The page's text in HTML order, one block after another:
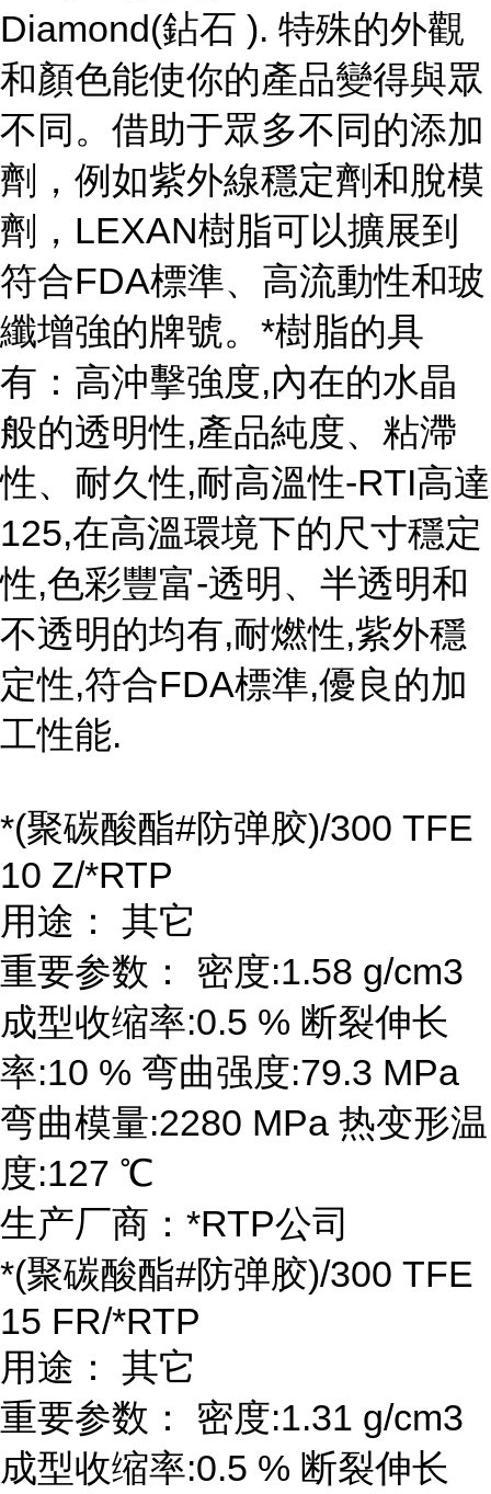
Diamond(鉆石 ). 特殊的外觀
和顏色能使你的產品變得與眾
不同。借助于眾多不同的添加
劑，例如紫外線穩定劑和脫模
劑，LEXAN樹脂可以擴展到
符合FDA標準、高流動性和玻
纖增強的牌號。*樹脂的具
有：高沖擊強度,內在的水晶
般的透明性,產品純度、粘滯
性、耐久性,耐高溫性-RTI高達
125,在高溫環境下的尺寸穩定
性,色彩豐富-透明、半透明和
不透明的均有,耐燃性,紫外穩
定性,符合FDA標準,優良的加
工性能.
*(聚碳酸酯#防弹胶)/300 TFE
10 Z/*RTP
用途： 其它
重要参数： 密度:1.58 g/cm3
成型收缩率:0.5 % 断裂伸长
率:10 % 弯曲强度:79.3 MPa
弯曲模量:2280 MPa 热变形温
度:127 ℃
生产厂商：*RTP公司
*(聚碳酸酯#防弹胶)/300 TFE
15 FR/*RTP
用途： 其它
重要参数： 密度:1.31 g/cm3
成型收缩率:0.5 % 断裂伸长